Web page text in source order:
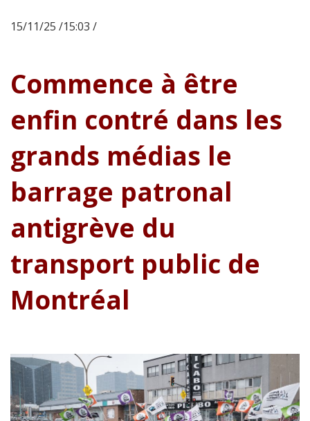
15/11/25 /15:03 /
Commence à être
enfin contré dans les
grands médias le
barrage patronal
antigrève du
transport public de
Montréal